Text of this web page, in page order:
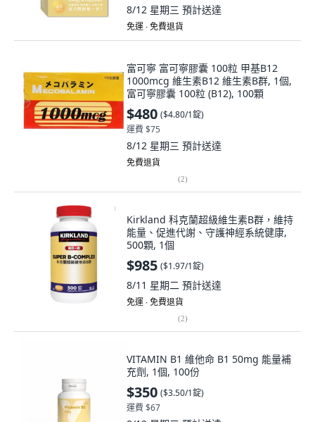
8/12 星期三 預計送達
免運 ∙ 免費退貨
富可寧 富可寧膠囊 100粒 甲基B12
1000mcg 維生素B12 維生素B群, 1個,
富可寧膠囊 100粒 (B12), 100顆
$480 ($4.80/1錠)
運費 $75
8/12 星期三 預計送達
免費退貨
(2)
Kirkland 科克蘭超級維生素B群，維持
能量、促進代謝、守護神經系統健康,
500顆, 1個
$985 ($1.97/1錠)
8/11 星期二 預計送達
免運 ∙ 免費退貨
(2)
VITAMIN B1 維他命 B1 50mg 能量補
充劑, 1個, 100份
$350 ($3.50/1錠)
運費 $67